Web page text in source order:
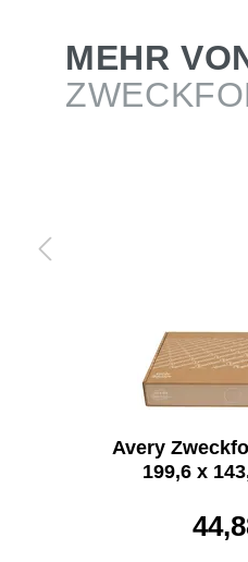
MEHR
Avery
199,6 x